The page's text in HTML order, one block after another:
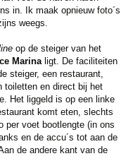
in. Ik maak opnieuw foto´s
weegs.
op de steiger van het
Marinaligt. De faciliteiten
steiger, een restaurant,
toiletten en direct bij het
Het liggeld is op een linke
komt eten, slechts
per voet bootlengte (in ons
en de accu´s tot aan de
de andere kant van de